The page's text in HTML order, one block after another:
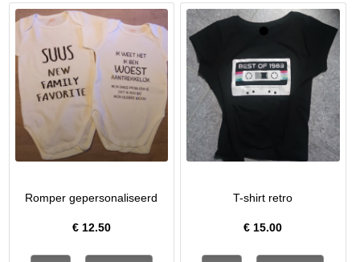
Romper gepersonaliseerd
€ 12.50
T-shirt retro
€15.00